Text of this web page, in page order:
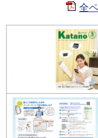
全